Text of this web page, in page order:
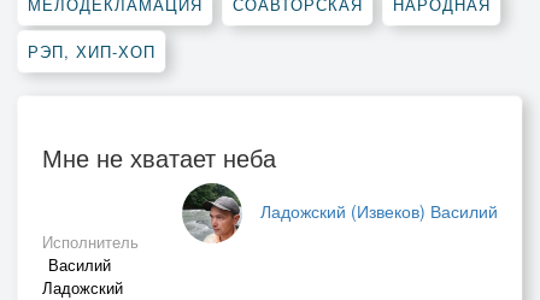
РЭП, ХИП-ХОП
Мне не хватает неба
Ладожский (Извеков) Василий
Исполнитель
Василий
Ладожский